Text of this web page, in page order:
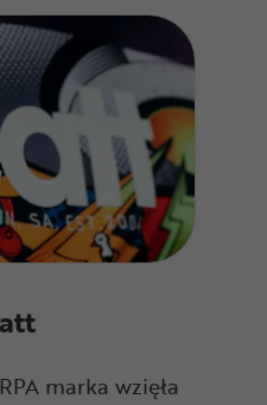
marka wzięła